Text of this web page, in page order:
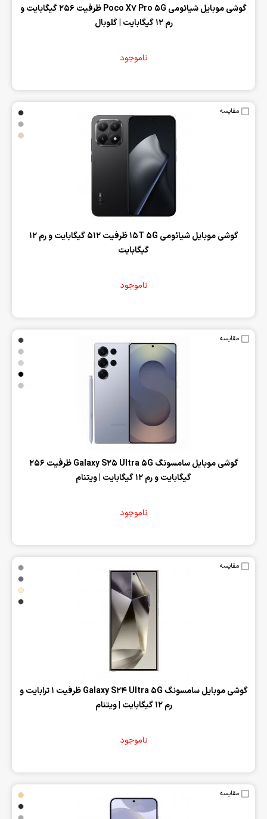
‌گوشی موبایل شیائومی Poco X7 Pro 5G ظرفیت 256 گیگابایت و
رم 12 گیگابایت | گلوبال
ناموجود
مقایسه
‌گوشی موبایل شیائومی 15T 5G ظرفیت 512 گیگابایت و رم 12
گیگابایت
ناموجود
مقایسه
‌گوشی موبایل سامسونگ Galaxy S25 Ultra 5G ظرفیت 256
گیگابایت و رم 12 گیگابایت | ویتنام
ناموجود
مقایسه
‌گوشی موبایل سامسونگ Galaxy S24 Ultra 5G ظرفیت 1 ترابایت و
رم 12 گیگابایت | ویتنام
ناموجود
مقایسه